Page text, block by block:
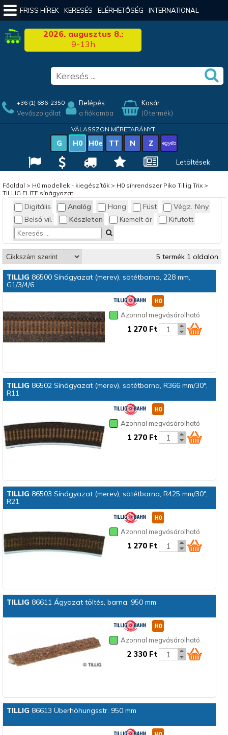
FRISS HÍREK KERESÉS ELÉRHETŐSÉG INTERNATIONAL
2026. augusztus 8.:
9-13h
+36 (1) 686-2350
Vevőszolgálat
Belépés
a fiókomba
Kosár
(0 termék)
VÁLASSZON MÉRETARÁNYT:
G H0 H0e TT N Z egyéb
Letöltések
Főoldal > H0 modellek - kiegészítők> H0 sínrendszer Piko Tillig Trix>
TILLIG ELITE sínágyazat
Digitális Analóg Hang Füst
Végz. fény
Belső vil.
Készleten Kiemelt ár Kifutott
5 termék 1 oldalon
TILLIG 86500 Sínágyazat (merev), sötétbarna, 228 mm,
G1/3/4/6
Azonnal megvásárolható
1 270 Ft
TILLIG 86502 Sínágyazat (merev), sötétbarna, R366 mm/30°,
R11
Azonnal megvásárolható
1 270 Ft
TILLIG 86503 Sínágyazat (merev), sötétbarna, R425 mm/30°,
R21
Azonnal megvásárolható
1 270 Ft
TILLIG 86611 Ágyazat töltés, barna, 950 mm
Azonnal megvásárolható
2 330 Ft
TILLIG 86613 Überhöhungsstr. 950 mm